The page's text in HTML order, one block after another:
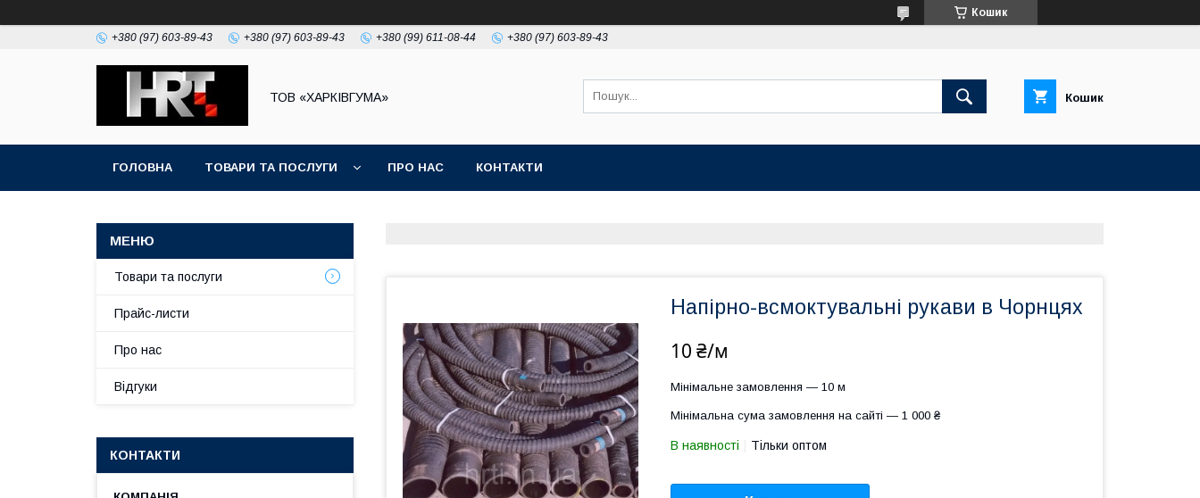
Кошик
+380 (97) 603-89-43 +380 (97) 603-89-43 +380 (99) 611-08-44 +380 (97) 603-89-43
ТОВ «ХАРКІВГУМА» Кошик
ГОЛОВНА ТОВАРИ ТА ПОСЛУГИ ПРО НАС КОНТАКТИ
Напірно-всмоктувальні рукави в Чорнцях
10 ₴/м
Мінімальне замовлення — 10 м
Мінімальна сума замовлення на сайті — 1 000 ₴
В наявності Тільки оптом
Товари та послуги
Прайс-листи
Про нас
Відгуки
КОНТАКТИ